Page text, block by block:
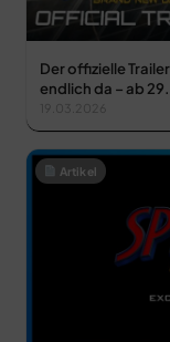
Der offizielle
endlich da – ab
19.03.2026
Artikel